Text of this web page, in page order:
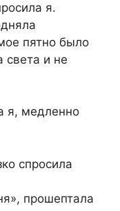
я.
пятно было
света и не
я, медленно
спросила
прошептала